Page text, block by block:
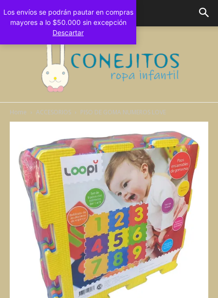
Conejitos
Bebes
Home ACCESORIOS PISO DE GOMA NUMEROS LOVE
Los envíos se podrán pautar en compras
mayores a lo $50.000 sin excepción
Descartar